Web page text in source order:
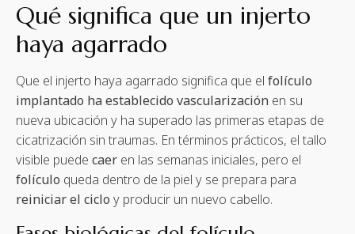
Qué significa que un injerto
haya agarrado
Que el injerto haya agarrado significa que el folículo
implantado ha establecido vascularización en su
nueva ubicación y ha superado las primeras etapas de
cicatrización sin traumas. En términos prácticos, el tallo
visible puede caer en las semanas iniciales, pero el
folículo queda dentro de la piel y se prepara para
reiniciar el ciclo y producir un nuevo cabello.